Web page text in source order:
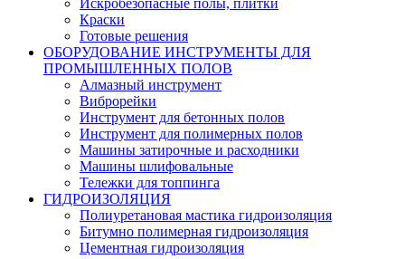
Искробезопасные полы, плитки
Краски
Готовые решения
ОБОРУДОВАНИЕ ИНСТРУМЕНТЫ ДЛЯ
ПРОМЫШЛЕННЫХ ПОЛОВ
Алмазный инструмент
Виброрейки
Инструмент для бетонных полов
Инструмент для полимерных полов
Машины затирочные и расходники
Машины шлифовальные
Тележки для топпинга
ГИДРОИЗОЛЯЦИЯ
Полиуретановая мастика гидроизоляция
Битумно полимерная гидроизоляция
Цементная гидроизоляция